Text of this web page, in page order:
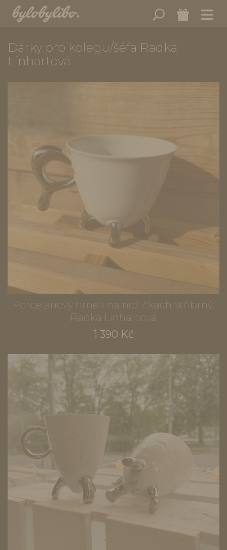
Dárky pro kolegu/šéfa Radka
Linhartová
Porcelánový hrnek na nožičkách stříbrný,
Radka Linhartová
1 390 Kč